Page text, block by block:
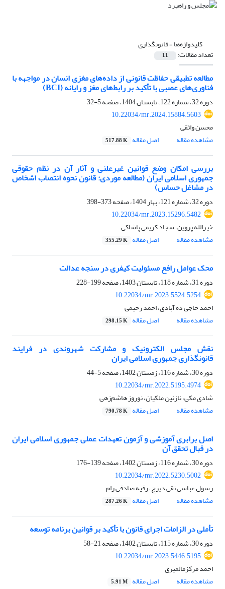
کلیدواژه‌ها =قانونگذاری
تعداد مقالات: 11
مطالعه تطبیقی حفاظت قانونی از داده‌های مغزی انسان در مواجهه با
فناوری‌های عصبی با تأکید بر رابط‌های مغز و رایانه (BCI)
دوره 32، شماره 122، تابستان 1404، صفحه
5-32
10.22034/mr.2024.15884.5603
محسن واثقی
مشاهده مقاله
اصل مقاله 517.88 K
بررسی امکان وضع قوانین غیرعلنی و آثار آن در نظم حقوقی
جمهوری اسلامی ایران (مطالعه موردی: قانون نحوه انتصاب اشخاص
در مشاغل حساس)
دوره 32، شماره 121، بهار 1404، صفحه
373-398
10.22034/mr.2023.15296.5482
خیرالله پروین، سجاد کریمی پاشاکی
مشاهده مقاله
اصل مقاله 355.29 K
محک عوامل رافع مسئولیت کیفری در سنجه‌ عدالت
دوره 31، شماره 118، تابستان 1403، صفحه
199-228
10.22034/mr.2023.5524.5254
احمد حاجی ده آبادی، احمد رحیمی
مشاهده مقاله
اصل مقاله 298.15 K
نقش مجلس الکترونیک و مشارکت شهروندی در فرایند
قانونگذاری جمهوری اسلامی ایران
دوره 30، شماره 116، زمستان 1402، صفحه
5-44
10.22034/mr.2022.5195.4974
شادی مکی، نازنین ملکیان، نوروز هاشم‌زهی
مشاهده مقاله
اصل مقاله 790.78 K
اصل برابری آموزشی و آزمون تعهدات عملی جمهوری اسلامی ایران
در قبال تحقق آن
دوره 30، شماره 116، زمستان 1402، صفحه
139-176
10.22034/mr.2022.5230.5002
رسول عباسی تقی دیزج، رقیه صادقی رام
مشاهده مقاله
اصل مقاله 287.26 K
تأملی در الزامات اجرای قانون با تأکید بر قوانین برنامه توسعه
دوره 30، شماره 115، تابستان 1402، صفحه
21-58
10.22034/mr.2023.5446.5195
احمد مرکزمالمیری
مشاهده مقاله
اصل مقاله 5.91 M